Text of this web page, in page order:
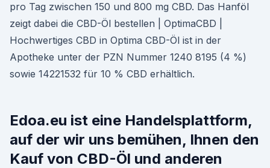
pro Tag zwischen 150 und 800 mg CBD. Das Hanföl
zeigt dabei die CBD-Öl bestellen | OptimaCBD |
Hochwertiges CBD in Optima CBD-Öl ist in der
Apotheke unter der PZN Nummer 1240 8195 (4 %)
sowie 14221532 für 10 % CBD erhältlich.
Edoa.eu ist eine Handelsplattform,
auf der wir uns bemühen, Ihnen den
Kauf von CBD-Öl und anderen